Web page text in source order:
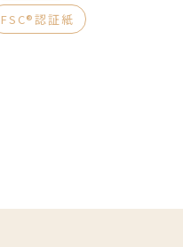
FSC®認証紙